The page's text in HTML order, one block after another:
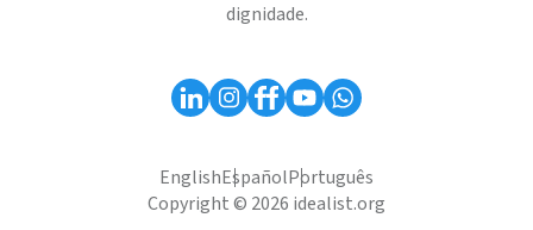
dignidade.
EnglishEspañolPortuguês
Copyright © 2026 idealist.org